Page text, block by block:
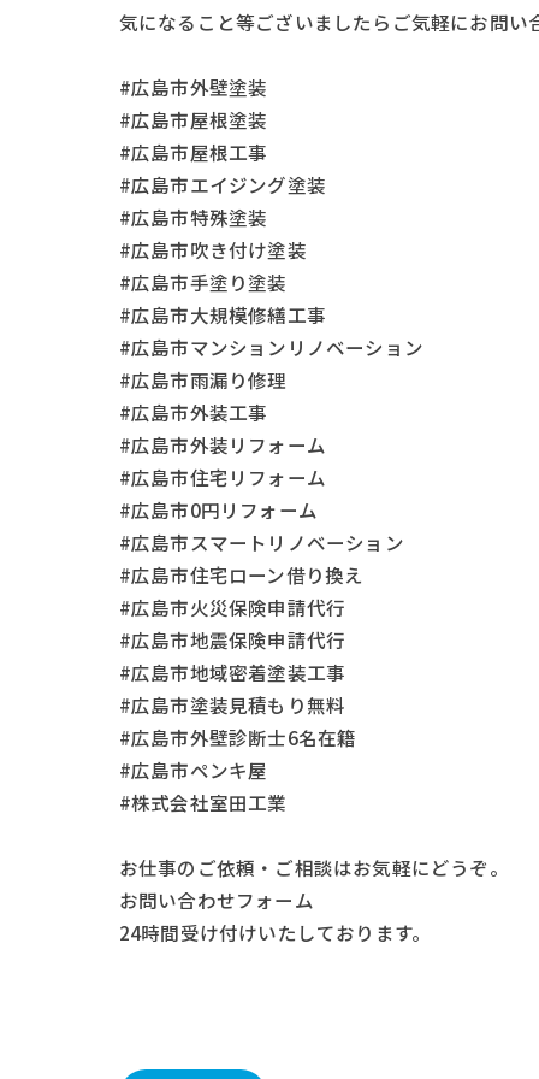
気になること等ございましたらご気軽にお問い
#広島市外壁塗装
#広島市屋根塗装
#広島市屋根工事
#広島市エイジング塗装
#広島市特殊塗装
#広島市吹き付け塗装
#広島市手塗り塗装
#広島市大規模修繕工事
#広島市マンションリノベーション
#広島市雨漏り修理
#広島市外装工事
#広島市外装リフォーム
#広島市住宅リフォーム
#広島市0円リフォーム
#広島市スマートリノベーション
#広島市住宅ローン借り換え
#広島市火災保険申請代行
#広島市地震保険申請代行
#広島市地域密着塗装工事
#広島市塗装見積もり無料
#広島市外壁診断士6名在籍
#広島市ペンキ屋
#株式会社室田工業
お仕事の ご依頼・ご相談はお気軽にどうぞ。
お問い合わせフォーム
24時間受け付けいたしております。